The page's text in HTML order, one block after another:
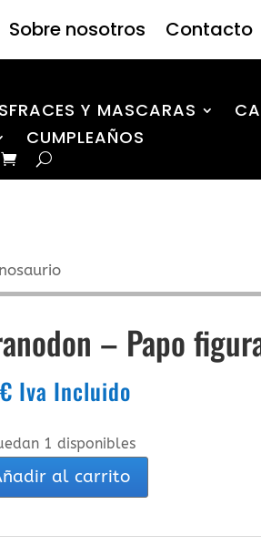
Sobre nosotros Contacto
Y MASCARAS
CUMPLEAÑOS
– Papo
€ Iva Incluido
1 disponibles
al carrito